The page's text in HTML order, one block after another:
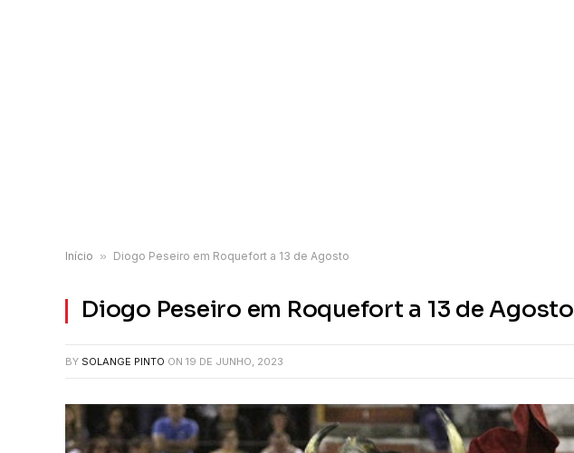
Início » Diogo Peseiro em Roquefort a 13 de Agosto
Diogo Peseiro em Roquefort a 13 de Agosto
BY SOLANGE PINTO ON 19 DE JUNHO, 2023